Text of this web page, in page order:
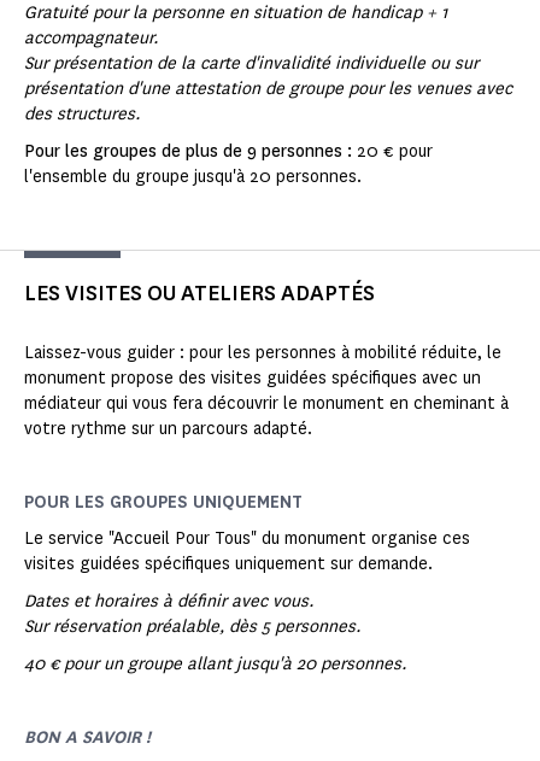
Gratuité pour la personne en situation de handicap + 1
accompagnateur.
Sur présentation de la carte d'invalidité individuelle ou sur
présentation d'une attestation de groupe pour les venues avec
des structures.
Pour les groupes de plus de 9 personnes : 20 € pour
l'ensemble du groupe jusqu'à 20 personnes.
LES VISITES OU ATELIERS ADAPTÉS
Laissez-vous guider : pour les personnes à mobilité réduite, le
monument propose des visites guidées spécifiques avec un
médiateur qui vous fera découvrir le monument en cheminant à
votre rythme sur un parcours adapté.
POUR LES GROUPES UNIQUEMENT
Le service "Accueil Pour Tous" du monument organise ces
visites guidées spécifiques uniquement sur demande.
Dates et horaires à définir avec vous.
Sur réservation préalable, dès 5 personnes.
40 € pour un groupe allant jusqu'à 20 personnes.
BON A SAVOIR !